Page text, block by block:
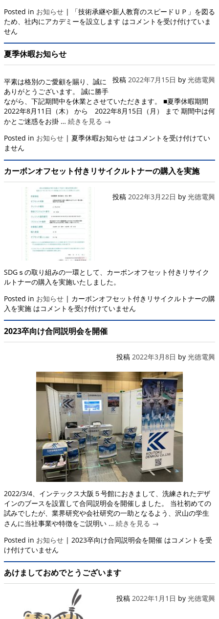
Posted in お知らせ |
「技術承継や新人教育のスピードＵＰ」を図る
ため、社内にアカデミーを設立します はコメントを受け付けていま
せん
夏季休暇お知らせ
投稿 2022年7月15日 by 光徳電興
平素は格別のご愛顧を賜り、誠に
ありがとうございます。 誠に勝手
ながら、下記期間中を休業とさせていただきます。 ■夏季休暇期間
2022年8月11日（木） から 2022年8月15日（月） まで 期間中は何
かとご迷惑をお掛 … 続きを見る →
Posted in お知らせ | 夏季休暇お知らせ はコメントを受け付けてい
ません
カーボンオフセット付きリサイクルトナーの購入を実施
投稿 2022年3月22日 by 光徳電興
SDGｓの取り組みの一環として、カーボンオフセット付きリサイク
ルトナーの購入を実施いたしました。
Posted in お知らせ | カーボンオフセット付きリサイクルトナーの購
入を実施 はコメントを受け付けていません
2023卒向け合同説明会を開催
投稿 2022年3月8日 by 光徳電興
2022/3/4、インテックス大阪５号館におきまして、洗練されたデザ
インのブースを設置して合同説明会を開催しました。 当社初めての
試みでしたが、業界研究や会社研究の一助となるよう、沢山の学生
さんに当社事業や特徴をご説明い … 続きを見る →
Posted in お知らせ | 2023卒向け合同説明会を開催 はコメントを受
け付けていません
あけましておめでとうございます
投稿 2022年1月1日 by 光徳電興